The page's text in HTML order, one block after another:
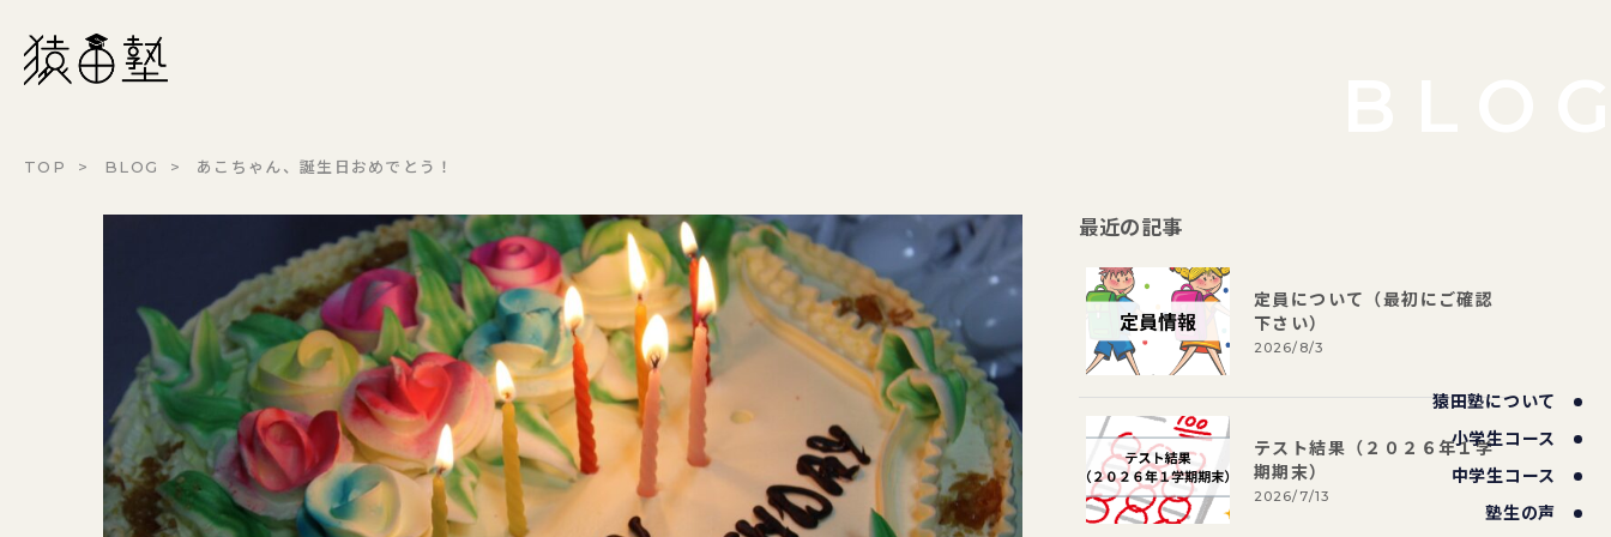
猿田塾について
小学生コース
中学生コース
塾生の声
猿田塾
TOP BLOG あこちゃん、誕生日おめでとう！
最近の記事
定員について（最初にご確認
下さい）
2026/8/3
テスト結果（２０２６年１学
期期末）
2026/7/13